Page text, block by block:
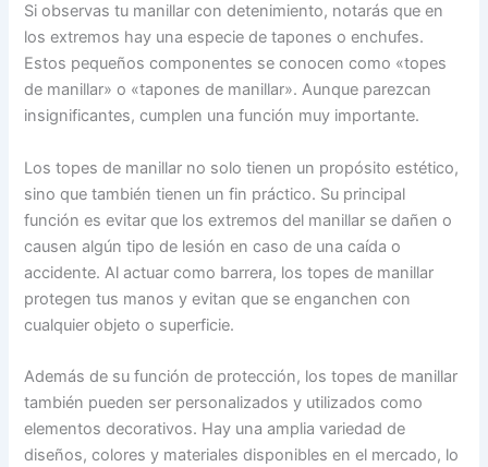
Si observas tu manillar con detenimiento, notarás que en
los extremos hay una especie de tapones o enchufes.
Estos pequeños componentes se conocen como «topes
de manillar» o «tapones de manillar». Aunque parezcan
insignificantes, cumplen una función muy importante.
Los topes de manillar no solo tienen un propósito estético,
sino que también tienen un fin práctico. Su principal
función es evitar que los extremos del manillar se dañen o
causen algún tipo de lesión en caso de una caída o
accidente. Al actuar como barrera, los topes de manillar
protegen tus manos y evitan que se enganchen con
cualquier objeto o superficie.
Además de su función de protección, los topes de manillar
también pueden ser personalizados y utilizados como
elementos decorativos. Hay una amplia variedad de
diseños, colores y materiales disponibles en el mercado, lo